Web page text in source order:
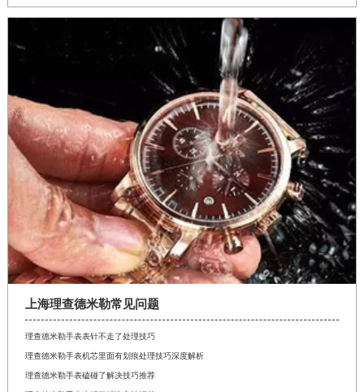
上海理查德米勒常见问题
理查德米勒手表表针不走了处理技巧
理查德米勒手表机芯里面有划痕处理技巧深度解析
理查德米勒手表磕碰了解决技巧推荐